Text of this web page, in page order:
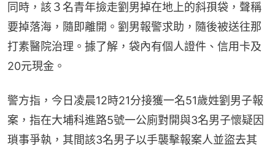
同時，該３名青年撿走劉男掉在地上的斜孭袋，聲稱
要掉落海，隨即離開。劉男報警求助，隨後被送往那
打素醫院治理。據了解，袋內有個人證件、信用卡及
20元現金。
警方指，今日凌晨12時21分接獲一名51歲姓劉男子報
案，指在大埔科進路5號一公廁對開與3名男子懷疑因
瑣事爭執，其間該3名男子以手襲擊報案人並盜去其